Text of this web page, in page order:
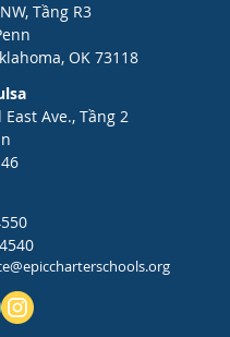
Tầng R3
OK 73118
Ave., Tầng 2